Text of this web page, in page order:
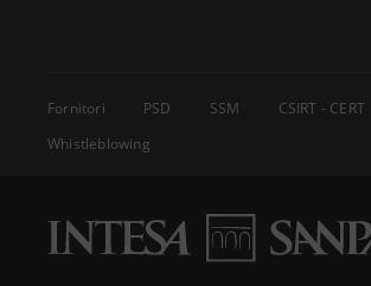
Fornitori PSD SSM CSIRT - CERT
Whistleblowing